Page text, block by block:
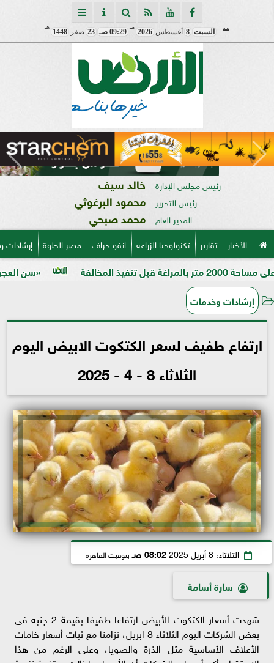
السبت 8 أغسطس 2026
مـ
09:29 صـ 23 صفر 1448
هـ
رئيس مجلس الإدارة خالد سيف
رئيس التحرير محمود البرغوثي
المدير العام محمد صبحي
الأخبار تقارير تكنولوجيا الزراعة انفو جراف مصر الحلوة
«سن العجوز» في الذرة
إرشادات وخدمات
ارتفاع طفيف لسعر الكتكوت الابيض اليوم
الثلاثاء 8 - 4 - 2025
الثلاثاء، 8 أبريل 2025 08:02 صـ بتوقيت القاهرة
سارة أسامة
شهدت أسعار الكتكوت الأبيض ارتفاعا طفيفا بقيمة 2 جنيه فى
بعض الشركات اليوم الثلاثاء 8 ابريل، تزامنا مع ثبات أسعار خامات
الأعلاف الأساسية مثل الذرة والصويا، وعلى الرغم من هذا